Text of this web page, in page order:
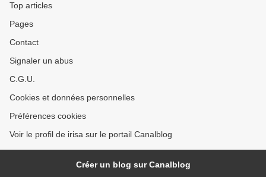
Top articles
Pages
Contact
Signaler un abus
C.G.U.
Cookies et données personnelles
Préférences cookies
Voir le profil de irisa sur le portail Canalblog
Créer un blog sur Canalblog